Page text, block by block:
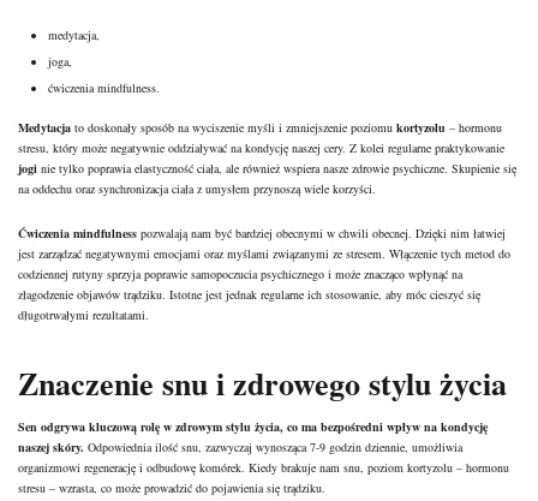
medytacja,
joga,
ćwiczenia mindfulness.
Medytacja to doskonały sposób na wyciszenie myśli i zmniejszenie poziomu kortyzolu – hormonu
stresu, który może negatywnie oddziaływać na kondycję naszej cery. Z kolei regularne praktykowanie
jogi nie tylko poprawia elastyczność ciała, ale również wspiera nasze zdrowie psychiczne. Skupienie się
na oddechu oraz synchronizacja ciała z umysłem przynoszą wiele korzyści.
Ćwiczenia mindfulness pozwalają nam być bardziej obecnymi w chwili obecnej. Dzięki nim łatwiej
jest zarządzać negatywnymi emocjami oraz myślami związanymi ze stresem. Włączenie tych metod do
codziennej rutyny sprzyja poprawie samopoczucia psychicznego i może znacząco wpłynąć na
złagodzenie objawów trądziku. Istotne jest jednak regularne ich stosowanie, aby móc cieszyć się
długotrwałymi rezultatami.
Znaczenie snu i zdrowego stylu życia
Sen odgrywa kluczową rolę w zdrowym stylu życia, co ma bezpośredni wpływ na kondycję
naszej skóry. Odpowiednia ilość snu, zazwyczaj wynosząca 7-9 godzin dziennie, umożliwia
organizmowi regenerację i odbudowę komórek. Kiedy brakuje nam snu, poziom kortyzolu – hormonu
stresu – wzrasta, co może prowadzić do pojawienia się trądziku.